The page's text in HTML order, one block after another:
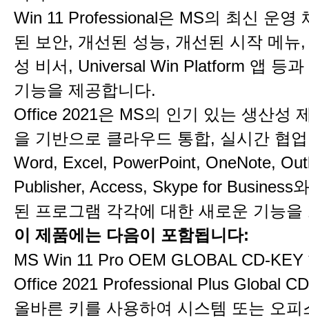
Win 11 Professional은 MS의 최신 운영
된 보안, 개선된 성능, 개선된 시작 메뉴
성 비서, Universal Win Platform 앱 등
기능을 제공합니다.
Office 2021은 MS의 인기 있는 생산성
을 기반으로 클라우드 통합, 실시간 협
Word, Excel, PowerPoint, OneNote,
Publisher, Access, Skype for Business
된 프로그램 각각에 대한 새로운 기능을
이 제품에는 다음이 포함됩니다:
MS Win 11 Pro OEM GLOBAL CD-KEY
Office 2021 Professional Plus Global
올바른 키를 사용하여 시스템 또는 오피